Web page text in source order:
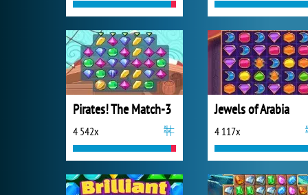
Pirates! The Match-3
4 542x
Jewels of Arabia
4 117x